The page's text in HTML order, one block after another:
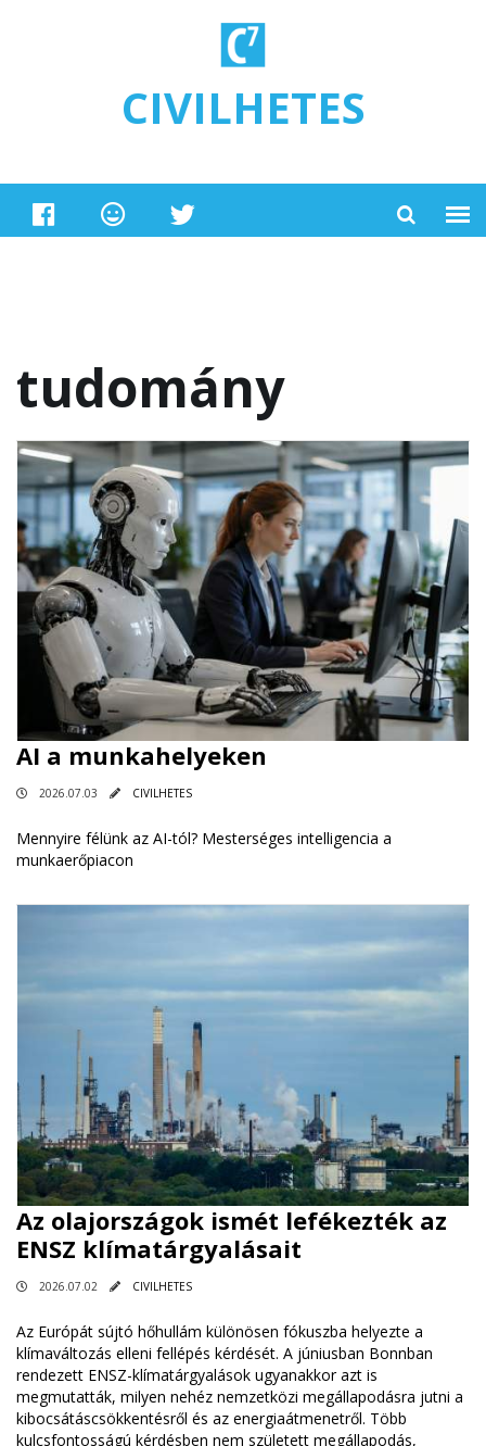
CIVILHETES
tudomány
AI a munkahelyeken
2026.07.03 CIVILHETES
Mennyire félünk az AI-tól? Mesterséges intelligencia a
munkaerőpiacon
Az olajországok ismét lefékezték az
ENSZ klímatárgyalásait
2026.07.02 CIVILHETES
Az Európát sújtó hőhullám különösen fókuszba helyezte a
klímaváltozás elleni fellépés kérdését. A júniusban Bonnban
rendezett ENSZ-klímatárgyalások ugyanakkor azt is
megmutatták, milyen nehéz nemzetközi megállapodásra jutni a
kibocsátáscsökkentésről és az energiaátmenetről. Több
kulcsfontosságú kérdésben nem született megállapodás,